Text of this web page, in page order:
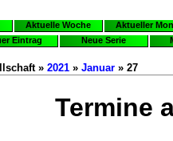
Aktuelle Woche Aktueller
Eintrag
Neue Serie
» 2021 » Januar » 27
Termine